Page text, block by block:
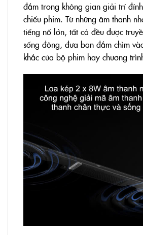
đắm trong không gian giải trí
chiếu phim. Từ những âm thanh
tiếng nổ lớn, tất cả đều được
sống động, đưa bạn đắm chìm
khắc của bộ phim hay chương